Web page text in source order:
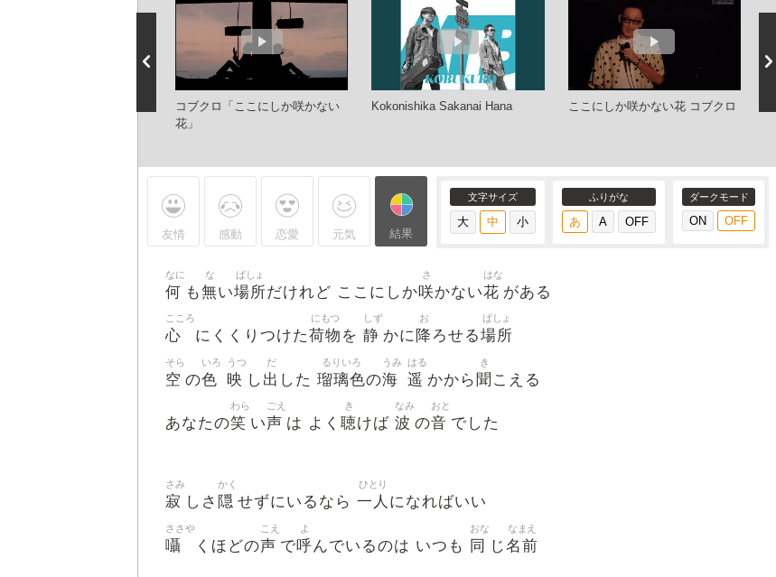
コブクロ「ここにしか咲かない
花」
Kokonishika Sakanai Hana ここにしか咲かない花 コブクロ
友情 感動 恋愛 元気 結果
文字サイズ ふりがな ダークモード
何
なに
も無
な
い場所
ばしょ
だけれど ここにしか咲
さ
かない花
はな
がある
心
こころ
にくくりつけた荷物
にもつ
を 静
しず
かに 降
お
ろせる場所
ばしょ
空
そら
の色
いろ
映
うつ
し 出
だ
した 瑠璃色
るりいろ
の海
うみ
遥
はる
かから 聞
き
こえる
あなたの笑
わら
い声
ごえ
は よく 聴
き
けば 波
なみ
の音
おと
でした
寂
さみ
しさ 隠
かく
せずにいるなら 一人
ひとり
になればいい
囁
ささや
くほどの声
こえ
で呼
よ
んでいるのは いつも 同
おな
じ名前
なまえ